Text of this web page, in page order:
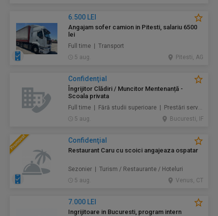
6.500 LEI
Angajam sofer camion in Pitesti, salariu 6500
lei
Full time | Transport
5 aug.
Pitesti, AG
Confidenţial
Îngrijitor Clădiri / Muncitor Mentenanță -
Scoala privata
Full time | Fără studii superioare | Prestări servicii / Mentenanță / Instalații / Construcţii / Amenajări
5 aug.
Bucuresti, IF
Confidenţial
Restaurant Caru cu scoici angajeaza ospatar
Sezonier | Turism / Restaurante / Hoteluri
5 aug.
Venus, CT
7.000 LEI
Ingrijitoare in Bucuresti, program intern